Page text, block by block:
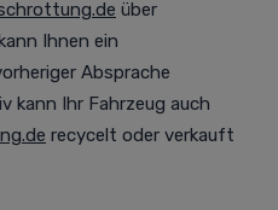
über
Ihnen ein
Absprache
kann Ihr Fahrzeug auch
recycelt oder verkauft